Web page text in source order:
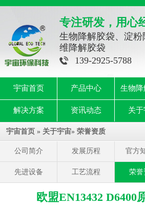
专注研发，用心
生物降解胶袋、淀
维降解胶袋
139-2925-5788
宇宙首页 产品中心 生物
解决方案 资讯动态 关
宇宙首页 » 关于宇宙» 荣誉资质
公司简介 发展历程 官方
先进设备 工艺流程 荣誉
欧盟EN13432 D6400